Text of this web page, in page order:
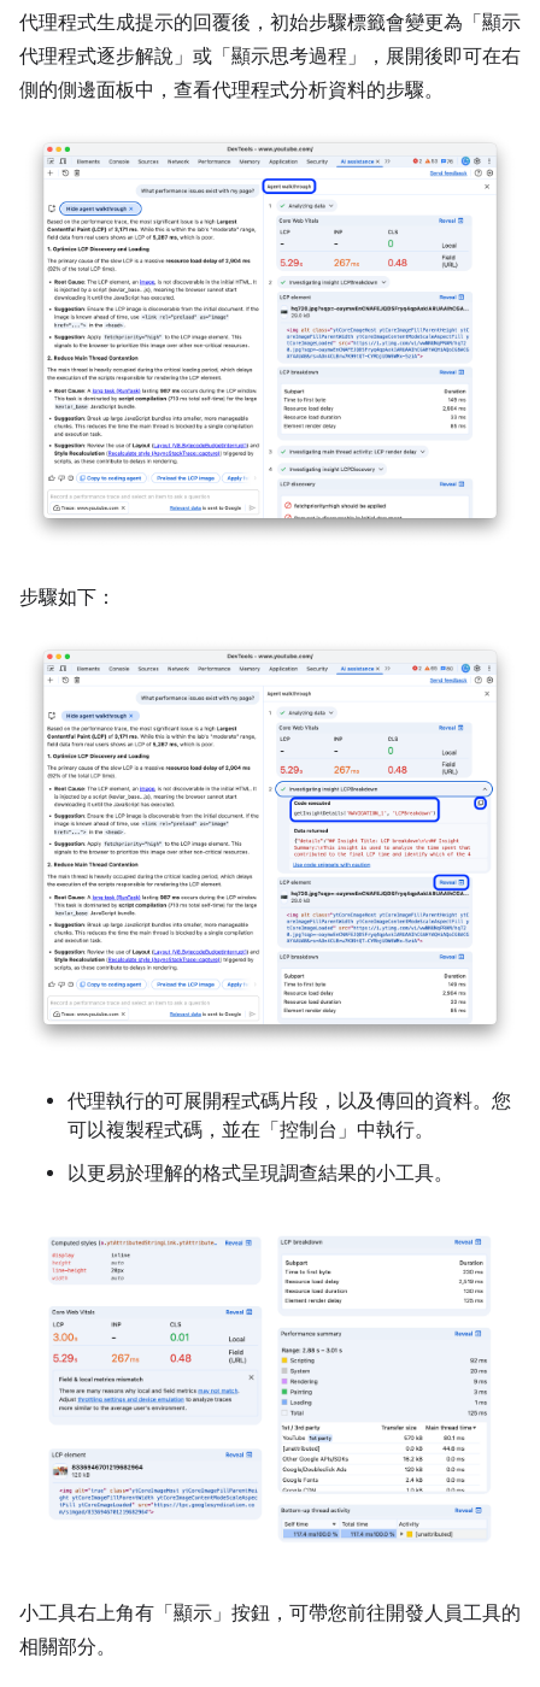
代理程式生成提示的回覆後，初始步驟標籤會變更為「顯示
代理程式逐步解說」 或「顯示思考過程」
，展開後即可在右
側的側邊面板中，查看代理程式分析資料的步驟。
步驟如下：
代理執行的可展開程式碼片段，以及傳回的資料。您
可以複製程式碼，並在「控制台」 中執行。
以更易於理解的格式呈現調查結果的小工具。
小工具右上角有「顯示」 按鈕，可帶您前往開發人員工具的
相關部分。